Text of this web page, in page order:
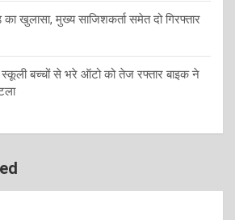
खुलासा, मुख्य साजिशकर्ता समेत दो गिरफ्तार
बच्चों से भरे ऑटो को तेज रफ्तार बाइक ने